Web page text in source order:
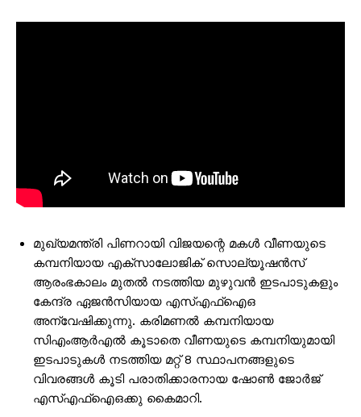
മുഖ്യമന്ത്രി പിണറായി വിജയന്റെ മകൾ വീണയുടെ
കമ്പനിയായ എക്സാലോജിക് സൊല്യൂഷൻസ്
ആരംഭകാലം മുതൽ നടത്തിയ മുഴുവൻ ഇടപാടുകളും
കേന്ദ്ര ഏജൻസിയായ എസ്എഫ്ഐഒ
അന്വേഷിക്കുന്നു. കരിമണൽ കമ്പനിയായ
സിഎംആർഎൽ കൂടാതെ വീണയുടെ കമ്പനിയുമായി
ഇടപാടുകൾ നടത്തിയ മറ്റ് 8 സ്ഥാപനങ്ങളുടെ
വിവരങ്ങൾ കൂടി പരാതിക്കാരനായ ഷോൺ ജോർജ്
എസ്എഫ്ഐഒക്കു കൈമാറി.